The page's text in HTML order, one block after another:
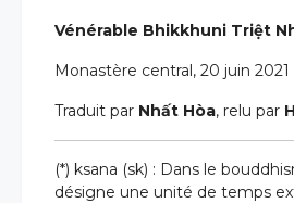
Vénérable Bhikkhuni Triệt
Monastère central, 20 juin 2021
Traduit par Nhất Hòa, relu par
(*) ksana (sk) : Dans le
désigne une unité de temps